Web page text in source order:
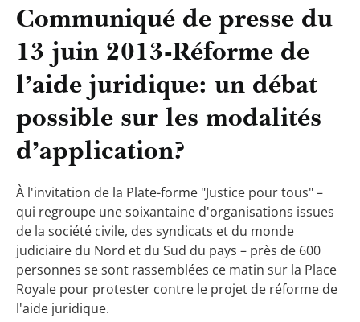
Communiqué de presse du
13 juin 2013-Réforme de
l’aide juridique: un débat
possible sur les modalités
d’application?
À l'invitation de la Plate-forme "Justice pour tous" –
qui regroupe une soixantaine d'organisations issues
de la société civile, des syndicats et du monde
judiciaire du Nord et du Sud du pays – près de 600
personnes se sont rassemblées ce matin sur la Place
Royale pour protester contre le projet de réforme de
l'aide juridique.